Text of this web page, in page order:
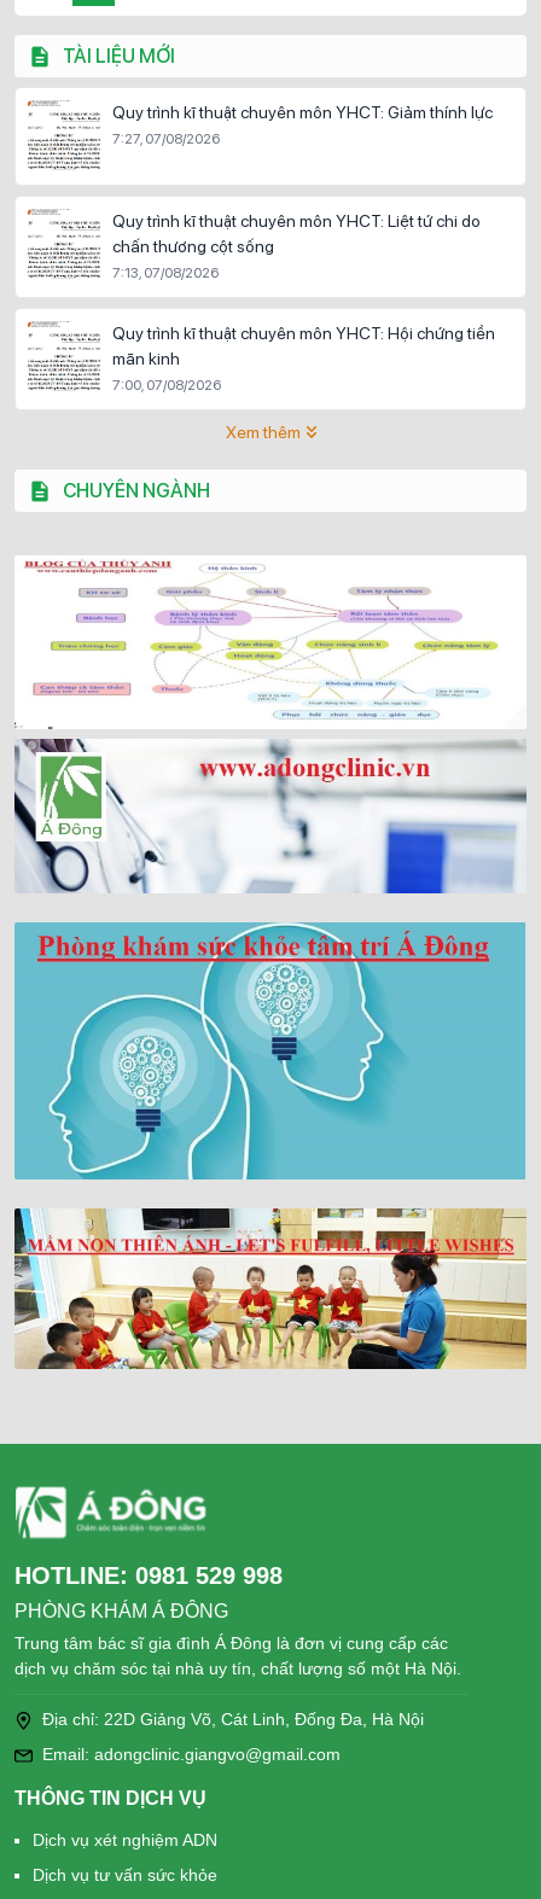
TÀI LIỆU MỚI
Quy trình kĩ thuật chuyên môn YHCT: Giảm thính lực
7:27, 07/08/2026
Quy trình kĩ thuật chuyên môn YHCT: Liệt tứ chi do
chấn thương cột sống
7:13, 07/08/2026
Quy trình kĩ thuật chuyên môn YHCT: Hội chứng tiền
mãn kinh
7:00, 07/08/2026
Xem thêm
CHUYÊN NGÀNH
HOTLINE: 0981 529 998
PHÒNG KHÁM Á ĐÔNG
Trung tâm bác sĩ gia đình Á Đông là đơn vị cung cấp các
dịch vụ chăm sóc tại nhà uy tín, chất lượng số một Hà Nội.
Địa chỉ: 22D Giảng Võ, Cát Linh, Đống Đa, Hà Nội
Email: adongclinic.giangvo@gmail.com
THÔNG TIN DỊCH VỤ
Dịch vụ xét nghiệm ADN
Dịch vụ tư vấn sức khỏe